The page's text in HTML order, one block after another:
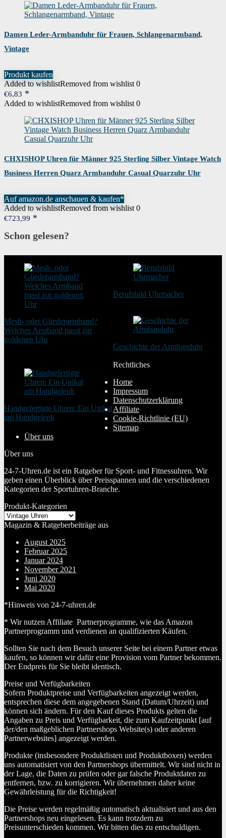
Damen Leder-Armbanduhr für Frauen, Schlangenarmband,
Vintage
Produkt kaufen
Added to wishlistRemoved from wishlist 0
€6,83
Added to wishlistRemoved from wishlist 0
CHXISHOP Uhren für Männer 925 Sterling Silber Vintage Watch
Business Herren Quarz Armbanduhr Casual Quarzuhr Uhr
Auf amazon.de anschauen & kaufen*
Added to wishlistRemoved from wishlist 0
€723,99
Schon gelesen?
Mesh- oder Gliederarmband?
Welches Armband passt zur
goldenen Uhr
Berufsbild Uhrmacher
Geschichte der Armbanduhr
Handgefertigte Uhren: Ein Unikat
am Handgelenk
Rechtliches
Home
Impressum
Datenschutzerklärung
Affiliate
Cookie-Richtlinie (EU)
Sitemap
Über uns
Über uns
24-7-Uhren.de ist ein Ratgeber für Sport- und Fitnessuhren. Wir
geben einen Überblick über Preisspannen und die verschiedenen
Kategorien der Sportuhren-Branche.
Produkt-Kategorien
Magazin & Ratgeberbeiträge aus
August 2025
Februar 2025
Januar 2024
November 2021
Juni 2020
Mai 2020
*Hinweis von 24-7-uhren.de
* Wir nutzen Affiliate Partnerprogramme, wie das Amazon
Partnerprogramm und verdienen an qualifizierten Käufen.
Sollten Sie nach dem Besuch unserer Seite bei einem Partner etwas
kaufen, so können wir dafür eine Provision vom Partner bekommen.
Der Endpreis für Sie bleibt identisch.
Preise und Verfügbarkeiten
Sofern Produktpreise und Verfügbarkeiten angezeigt werden,
entsprechen diese dem angegebenen Stand (Datum/Uhrzeit) und
können sich ändern. Für den Kauf dieses Produkts gelten die
Angaben zu Preis und Verfügbarkeit, die zum Kaufzeitpunkt [auf
der/den maßgeblichen Partnershops Website(s) oder anderen
Partnerwebsites] angezeigt werden.
Produkte (insbesondere Produktlisten und Produktboxen) werden
uns automatisiert von den Partnershops übermittelt. Wir sind nicht in
der Lage, die Daten zu prüfen oder gar falsche Produktdaten zu
entfernen, bzw. zu korrigieren. Wir übernehmen daher keine
Gewährleistung für die Richtigkeit!
Die Preise werden regelmäßig automatisch aktualisiert und aus den
Partnershops neu eingelesen. Es kann trotzdem zu
Preisunterschieden kommen. Wir bitten dies zu entschuldigen.